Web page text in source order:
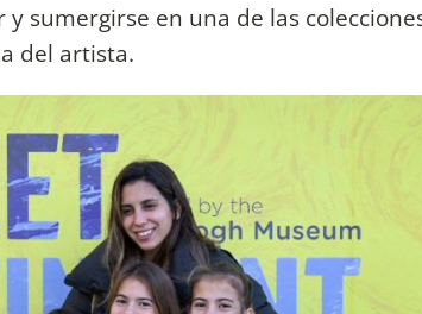
sumergirse en una de las
del artista.